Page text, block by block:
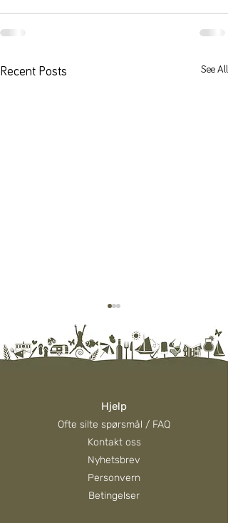
Recent Posts See All
Hva skjer i Evjua i august?
Hjelp
Ofte silte spørsmål / FAQ
Kontakt oss
Nyhetsbrev
Personvern
Betingelser